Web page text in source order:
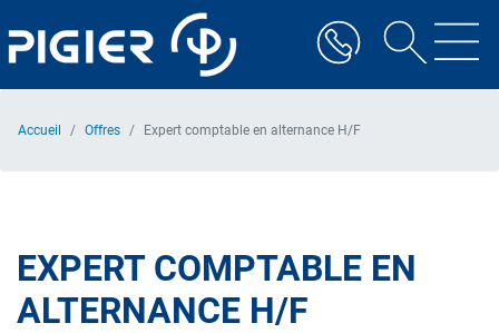
au
contenu
Accueil Offres Expert comptable en alternance H/F
EXPERT COMPTABLE EN
ALTERNANCE H/F